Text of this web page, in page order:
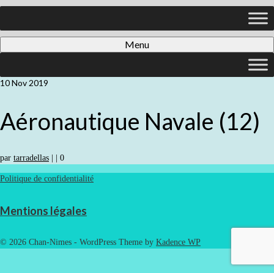
Menu
10Nov 2019
Aéronautique Navale (12)
par tarradellas 0
Politique de confidentialité
Mentions légales
© 2026 Chan-Nimes - WordPress Theme by Kadence WP